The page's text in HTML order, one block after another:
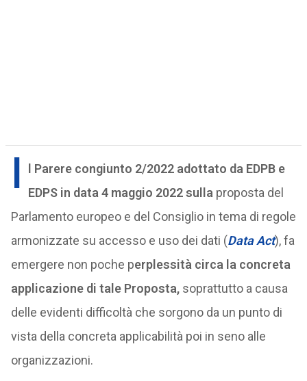
I
l Parere congiunto 2/2022 adottato da EDPB e
EDPS in data 4 maggio 2022 sulla proposta del
Parlamento europeo e del Consiglio in tema di regole
armonizzate su accesso e uso dei dati (Data Act), fa
emergere non poche perplessità circa la concreta
applicazione di tale Proposta,soprattutto a causa
delle evidenti difficoltà che sorgono da un punto di
vista della concreta applicabilità poi in seno alle
organizzazioni.